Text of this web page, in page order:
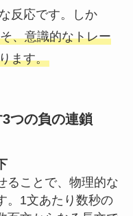
反応です。しか
、意識的なトレー
ます。
3つの負の連鎖
ることで、物理的な
。1文あたり数秒の